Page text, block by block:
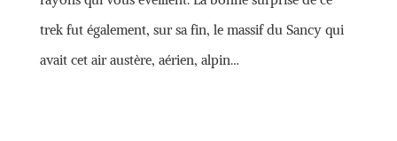
trek fut également, sur sa fin, le massif du Sancy qui
avait cet air austère, aérien, alpin…